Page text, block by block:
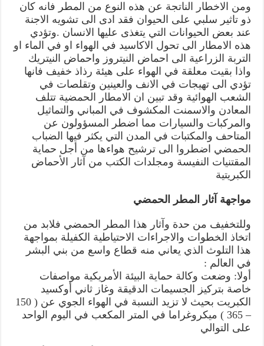
ومن الاخطار الناتجة عن هذه النوع من المطر فانه كان
ذو تاثير سلبي على الحيوان فقد ادى الى تشويه الاجنة
عند بعض الحيوانات التي يتغذى عليها الانسان .وتؤدي
هذه الامطار الى تحول الاكاسيد في الهواء او في الماء او
التربة الزراعية الى احماض النيتروز واحماض النيتريك
واذا بقيت معلقة في الهواء على هيئة رذاذ خفيف فانها
تؤدي الى تهيجات في الانف والعينين وتقلصات في
الشعب الهوائية وقد تبين ان الامطار الحمضية تتلف
المعادن والاسمنت المكشوف في المباني والتماثيل
والمركبات والسيارات مما اضطر المسؤولون عن
المتاحف والمكتبات في المدن التي يكثر فيها الضباب
الحمضي اضطروا الى ترشيح هواءها من أجل حماية
المقتنيات النفيسة ومجلدات الكتب من آثار الأحماض
الكبريتية
مواجهة آثار المطر الحمضي
وللتخفيف من حدة وآثار هذا المطر الحمضي فلابد من
اتخاذ الخطوات والاجراءات الاحتياطية الكفيلة بمواجهة
هذا التلوث الذي يعاني منه قطاع واسع من بني البشر
في العالم :
أولا: وضعت وكالة حماية البيئة الأمريكية مواصفات
خاصة بتركيز الجسيمات الدقيقة وغاز ثاني أوكسيد
الكبريت بحيث لا تزيد النسبة في الهواء الجوي عن ( 150
– 365 ) ميكروغراما في المتر المكعب في اليوم الواحد
على التوالي